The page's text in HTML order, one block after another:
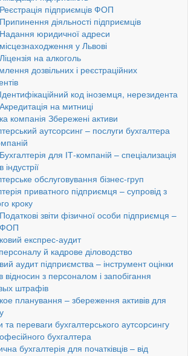
Реєстрація підприємців ФОП
Припинення діяльності підприємців
Надання юридичної адреси
місцезнаходження у Львові
Ліцензія на алкоголь
дозвільних і реєстраційних
Ідентифікаційний код іноземця, нерезидента
Акредитація на митниці
компанія Збережені активи
аутсорсинг – послуги бухгалтера
Бухгалтерія для ІТ-компаній – спеціализація
в індустрії
обслуговування бізнес-груп
приватного підприємця – супровід з
кроку
Податкові звіти фізичної особи підприємця –
ФОП
експрес-аудит
й кадрове діловодство
аудит підприємства – інструмент оцінки
відносин з персоналом і запобігання
штрафів
планування – збереження активів для
та переваги бухгалтерського аутсорсингу
бухгалтера
бухгалтерія для початківців – від